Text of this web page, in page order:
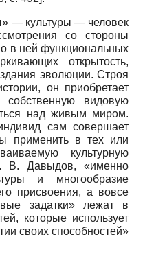
— культуры — человек
со стороны
в ней функциональных
открытость,
эволюции. Строя
он приобретает
собственную видовую
над живым миром.
сам совершает
применить в тех или
культурную
В. Давыдов, «именно
и многообразие
присвоения, а вовсе
задатки» лежат в
которые использует
своих способностей»